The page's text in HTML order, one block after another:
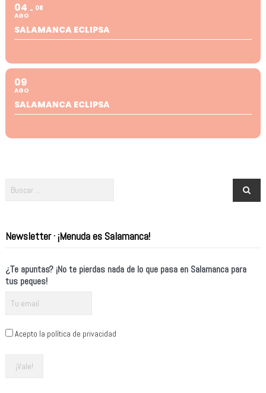
04
AGO
08
SALAMANCA ECLIPSA
09
AGO
SALAMANCA ECLIPSA
Newsletter · ¡Menuda es Salamanca!
¿Te apuntas? ¡No te pierdas nada de lo que pasa en Salamanca para
tus peques!
Acepto la política de privacidad